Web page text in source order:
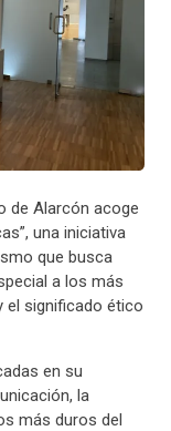
de Alarcón acoge
una iniciativa
que busca
a los más
el significado ético
en su
la
más duros del